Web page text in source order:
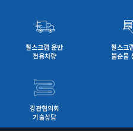
철스크랩 운반
전용차량
철스크
불순물
강관협의회
기술상담